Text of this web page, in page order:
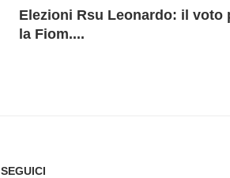
Elezioni Rsu Leonardo: il voto
la Fiom....
SEGUICI